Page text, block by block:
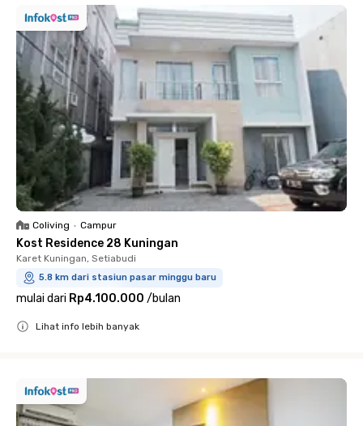
Coliving • Campur
Kost Residence 28 Kuningan
Karet Kuningan, Setiabudi
5.8 km dari stasiun pasar minggu baru
mulai dari Rp4.100.000 /bulan
Lihat info lebih banyak